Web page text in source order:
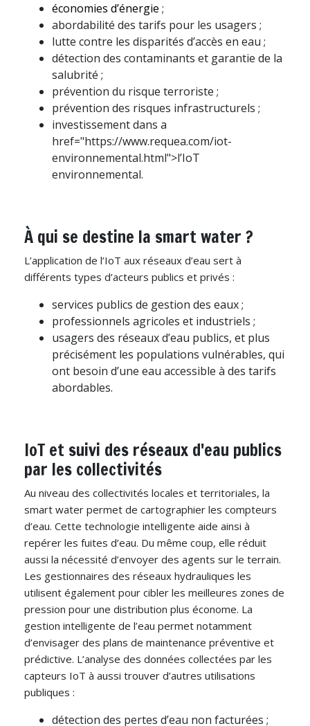
économies d’énergie ;
abordabilité des tarifs pour les usagers ;
lutte contre les disparités d’accès en eau ;
détection des contaminants et garantie de la
salubrité ;
prévention du risque terroriste ;
prévention des risques infrastructurels ;
investissement dans a
href="https://www.requea.com/iot-
environnemental.html">l’IoT
environnemental.
À qui se destine la smart water ?
L’application de l’IoT aux réseaux d’eau sert à
différents types d’acteurs publics et privés :
services publics de gestion des eaux ;
professionnels agricoles et industriels ;
usagers des réseaux d’eau publics, et plus
précisément les populations vulnérables, qui
ont besoin d’une eau accessible à des tarifs
abordables.
IoT et suivi des réseaux d'eau publics
par les collectivités
Au niveau des collectivités locales et territoriales, la
smart water permet de cartographier les compteurs
d’eau. Cette technologie intelligente aide ainsi à
repérer les fuites d’eau. Du même coup, elle réduit
aussi la nécessité d’envoyer des agents sur le terrain.
Les gestionnaires des réseaux hydrauliques les
utilisent également pour cibler les meilleures zones de
pression pour une distribution plus économe. La
gestion intelligente de l’eau permet notamment
d’envisager des plans de maintenance préventive et
prédictive. L’analyse des données collectées par les
capteurs IoT à aussi trouver d’autres utilisations
publiques :
détection des pertes d’eau non facturées ;